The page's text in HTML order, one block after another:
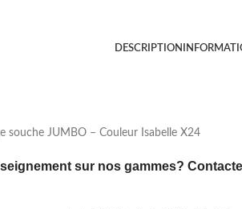
DESCRIPTION
souche JUMBO – Couleur Isabelle X24
sur nos gammes?